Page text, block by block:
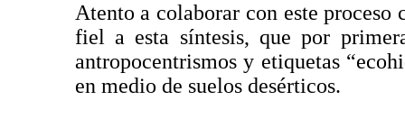
Atento a colaborar con este
fiel a esta síntesis, que por
antropocentrismos y etiquetas
en medio de suelos desérticos.